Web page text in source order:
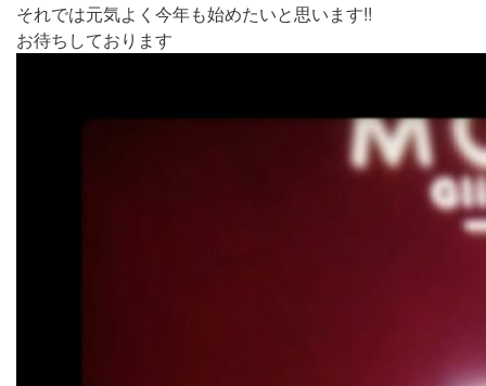
それでは元気よく今年も始めたいと思います!!
お待ちしております